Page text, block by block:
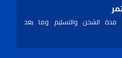
الشحن والتسليم وما بعد